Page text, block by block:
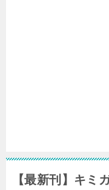
【最新刊】キミ